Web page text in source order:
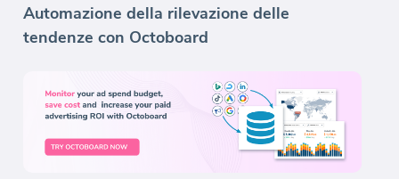
Automazione della rilevazione delle
tendenze con Octoboard